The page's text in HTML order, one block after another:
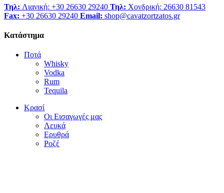
Τηλ: Λιανική: +30 26630 29240 Τηλ: Χονδρική: 26630 81543
Fax: +30 26630 29240 Email: shop@cavatzortzatos.gr
Κατάστημα
Ποτά
Whisky
Vodka
Rum
Tequila
Κρασί
Οι Εισαγωγές μας
Λευκά
Ερυθρά
Ροζέ